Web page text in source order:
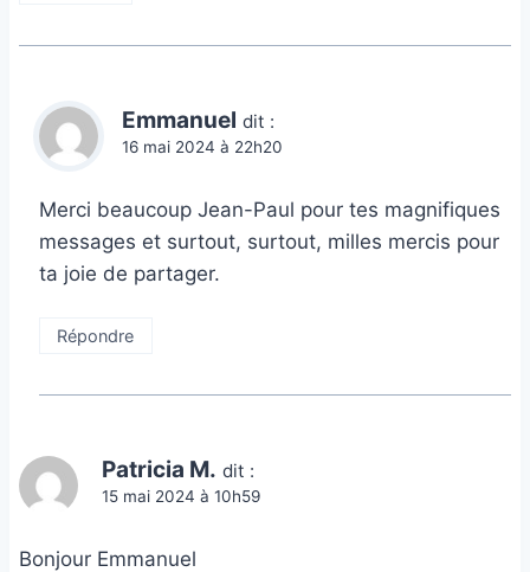
Emmanuel dit :
16 mai 2024 à 22h20
Merci beaucoup Jean-Paul pour tes magnifiques
messages et surtout, surtout, milles mercis pour
ta joie de partager.
Répondre
Patricia M. dit :
15 mai 2024 à 10h59
Bonjour Emmanuel